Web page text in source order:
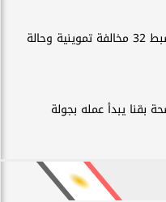
حملة مكبرة تضبط 32 مخالفة تموينية وحالة
بقنا يبدأ عمله بجولة